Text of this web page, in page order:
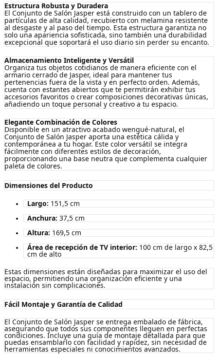
Estructura Robusta y Duradera
El Conjunto de Salón Jasper está construido con un tablero de
partículas de alta calidad, recubierto con melamina resistente
al desgaste y al paso del tiempo. Esta estructura garantiza no
solo una apariencia sofisticada, sino también una durabilidad
excepcional que soportará el uso diario sin perder su encanto.
Almacenamiento Inteligente y Versátil
Organiza tus objetos cotidianos de manera eficiente con el
armario cerrado de Jasper, ideal para mantener tus
pertenencias fuera de la vista y en perfecto orden. Además,
cuenta con estantes abiertos que te permitirán exhibir tus
accesorios favoritos o crear composiciones decorativas únicas,
añadiendo un toque personal y creativo a tu espacio.
Elegante Combinación de Colores
Disponible en un atractivo acabado wengué-natural, el
Conjunto de Salón Jasper aporta una estética cálida y
contemporánea a tu hogar. Este color versátil se integra
fácilmente con diferentes estilos de decoración,
proporcionando una base neutra que complementa cualquier
paleta de colores.
Dimensiones del Producto
Largo:151,5 cm
Anchura:37,5 cm
Altura:169,5 cm
Área de recepción de TV interior:100 cm de largo x 82,5
cm de alto
Estas dimensiones están diseñadas para maximizar el uso del
espacio, permitiendo una organización eficiente y una
instalación sin complicaciones.
Fácil Montaje y Garantía de Calidad
El Conjunto de Salón Jasper se entrega embalado de fábrica,
asegurando que todos sus componentes lleguen en perfectas
condiciones. Incluye una guía de montaje detallada para que
puedas ensamblarlo con facilidad y rapidez, sin necesidad de
herramientas especiales ni conocimientos avanzados.